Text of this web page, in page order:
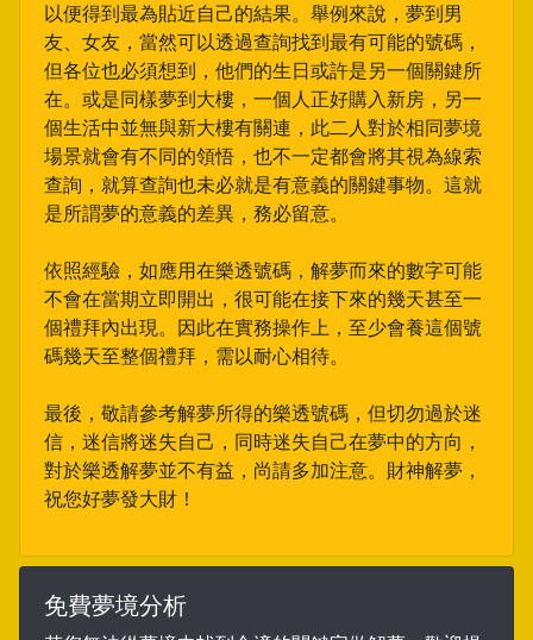
以便得到最為貼近自己的結果。舉例來說，夢到男
友、女友，當然可以透過查詢找到最有可能的號碼，
但各位也必須想到，他們的生日或許是另一個關鍵所
在。或是同樣夢到大樓，一個人正好購入新房，另一
個生活中並無與新大樓有關連，此二人對於相同夢境
場景就會有不同的領悟，也不一定都會將其視為線索
查詢，就算查詢也未必就是有意義的關鍵事物。這就
是所謂夢的意義的差異，務必留意。
依照經驗，如應用在樂透號碼，解夢而來的數字可能
不會在當期立即開出，很可能在接下來的幾天甚至一
個禮拜內出現。因此在實務操作上，至少會養這個號
碼幾天至整個禮拜，需以耐心相待。
最後，敬請參考解夢所得的樂透號碼，但切勿過於迷
信，迷信將迷失自己，同時迷失自己在夢中的方向，
對於樂透解夢並不有益，尚請多加注意。財神解夢，
祝您好夢發大財！
免費夢境分析